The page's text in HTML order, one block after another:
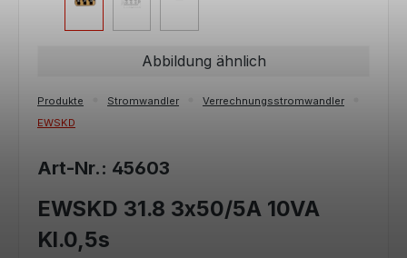
Abbildung ähnlich
Produkte Stromwandler
Verrechnungsstromwandler
EWSKD
Art-Nr.: 45603
EWSKD 31.8 3x50/5A 10VA
Kl.0,5s